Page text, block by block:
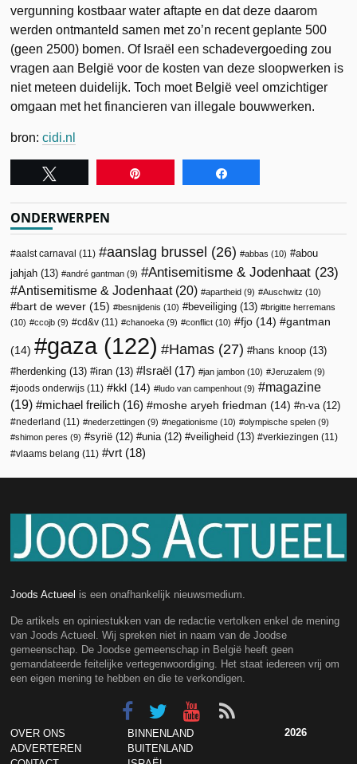
vergunning kostbaar water aftapte en dat deze daarom
werden ontmanteld samen met zo’n recent geplante 500
(geen 2500) bomen. Of Israël een schadevergoeding zou
vragen aan België voor de kosten van deze sloopwerken is
niet meteen duidelijk. Toch moet België veel omzichtiger
omgaan met het financieren van illegale bouwwerken.
bron:cidi.nl
ONDERWERPEN
aalst carnaval (11) aanslag brussel (26) abbas (10)
abou
jahjah (13) andré gantman (9) Antisemitisme & Jodenhaat (23)
Antisemitisme & Jodenhaat(20) apartheid (9) Auschwitz (10)
bart de wever (15) besnijdenis (10) beveiliging (13)
brigitte herremans
(10)
ccojb (9) cd&v (11) chanoeka (9) conflict (10) fjo (14) gantman
(14) gaza (122) Hamas (27) hans knoop (13)
herdenking (13) iran (13) Israël (17) jan jambon (10) Jeruzalem (9)
joods onderwijs (11) kkl (14) ludo van campenhout (9)
magazine
(19)
michael freilich (16) moshe aryeh friedman (14) n-va (12)
nederland (11) nederzettingen (9) negationisme (10) olympische spelen (9)
shimon peres (9) syrië (12) unia (12) veiligheid (13) verkiezingen (11)
vlaams belang (11) vrt (18)
Joods Actueel is een onafhankelijk nieuwsmedium.
De artikels en opiniestukken van de redactie vertolken enkel de mening
van Joods Actueel. Wij spreken niet in naam van de Joodse
gemeenschap. De Joodse gemeenschap in België heeft geen
gemandateerde feitelijke vertegenwoordiging. Het staat iedereen vrij om
een eigen mening te hebben en die te verkondigen.
OVER ONS
ADVERTEREN
BINNENLAND
BUITENLAND
2026